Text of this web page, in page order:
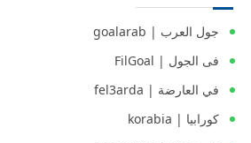
جول العرب | goalarab
فى الجول | FilGoal
في العارضة | fel3arda
كورابيا | korabia